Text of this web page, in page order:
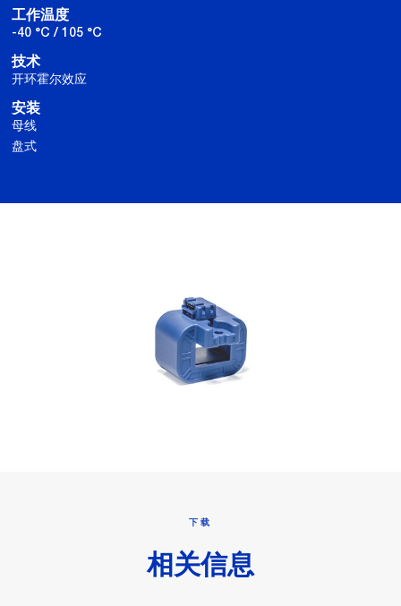
工作温度
-40 °C / 105 °C
技术
开环霍尔效应
安装
母线
盘式
下载
相关信息